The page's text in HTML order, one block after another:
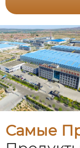
Самые